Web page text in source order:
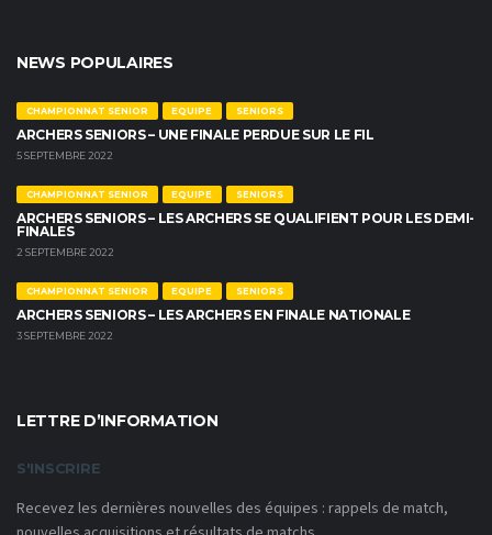
NEWS POPULAIRES
CHAMPIONNAT SENIOR EQUIPE SENIORS
ARCHERS SENIORS – UNE FINALE PERDUE SUR LE FIL
5 SEPTEMBRE 2022
CHAMPIONNAT SENIOR EQUIPE SENIORS
ARCHERS SENIORS – LES ARCHERS SE QUALIFIENT POUR LES DEMI-
FINALES
2 SEPTEMBRE 2022
CHAMPIONNAT SENIOR EQUIPE SENIORS
ARCHERS SENIORS – LES ARCHERS EN FINALE NATIONALE
3 SEPTEMBRE 2022
LETTRE D’INFORMATION
S'INSCRIRE
Recevez les dernières nouvelles des équipes : rappels de match,